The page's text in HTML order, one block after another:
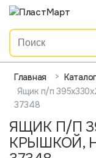
Главная > Каталог
Ящик п/п
37348
ЯЩИК П/П
КРЫШКОЙ,